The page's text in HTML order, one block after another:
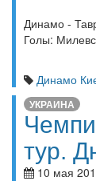
Динамо -
Голы:
Динамо
УКРАИНА
тур.
10 мая